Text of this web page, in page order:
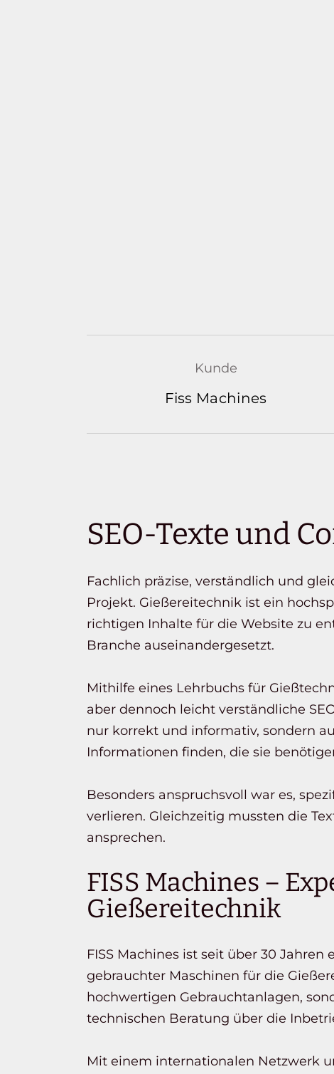
Kunde
Fiss Machines
SEO-Texte und
Fachlich präzise, verständlich und
Projekt. Gießereitechnik ist ein
richtigen Inhalte für die Website zu
Branche auseinandergesetzt.
Mithilfe eines Lehrbuchs für
aber dennoch leicht verständliche
nur korrekt und informativ, sondern
Informationen finden, die sie
Besonders anspruchsvoll war es,
verlieren. Gleichzeitig mussten die
ansprechen.
FISS Machines –
Gießereitechnik
FISS Machines ist seit über 30
gebrauchter Maschinen für die
hochwertigen Gebrauchtanlagen,
technischen Beratung über die
Mit einem internationalen Netzwerk